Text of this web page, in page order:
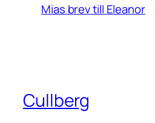
Mias brev till Eleanor
Cullberg